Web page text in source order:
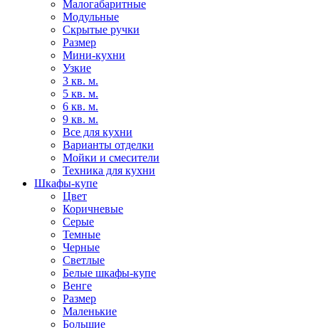
Малогабаритные
Модульные
Скрытые ручки
Размер
Мини-кухни
Узкие
3 кв. м.
5 кв. м.
6 кв. м.
9 кв. м.
Все для кухни
Варианты отделки
Мойки и смесители
Техника для кухни
Шкафы-купе
Цвет
Коричневые
Серые
Темные
Черные
Светлые
Белые шкафы-купе
Венге
Размер
Маленькие
Большие